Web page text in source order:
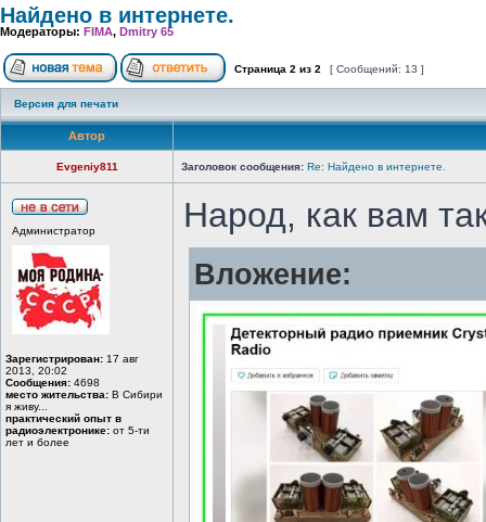
Найдено в интернете.
Модераторы: FIMA, Dmitry 65
Страница 2 из 2 [ Сообщений: 13 ]
Версия для печати
Автор
Evgeniy811 Заголовок сообщения: Re: Найдено в интернете.
Администратор
Зарегистрирован: 17 авг
2013, 20:02
Сообщения: 4698
место жительства: В Сибири
я живу...
практический опыт в
радиоэлектронике: от 5-ти
лет и более
Народ, как вам
Вложение: